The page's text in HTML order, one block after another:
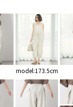
model:173.5cm